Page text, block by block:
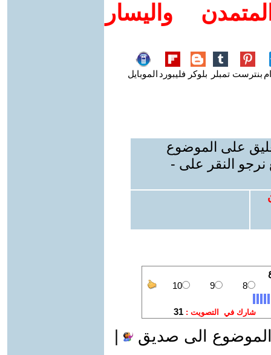
واليسار
بنترست تمبلر بلوكر فليبورد الموبايل
على الموضوع
نرجو النقر على -
الى صديق